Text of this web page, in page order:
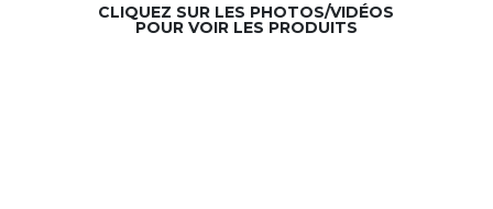
CLIQUEZ SUR LES PHOTOS/VIDÉOS
POUR VOIR LES PRODUITS